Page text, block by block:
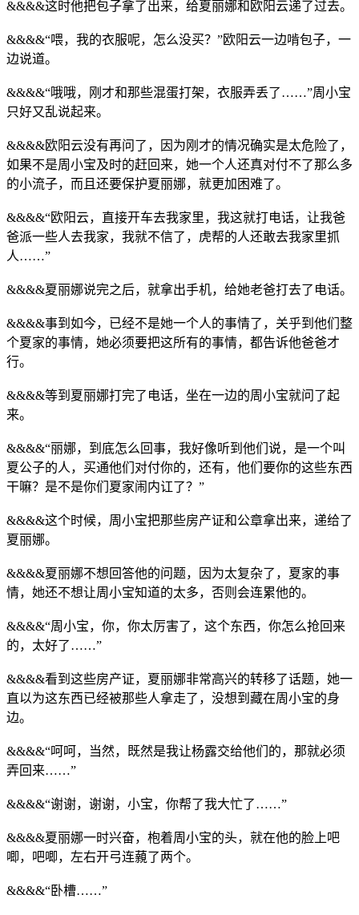
&&&&这时他把包子拿了出来，给夏丽娜和欧阳云递了过去。
&&&&“喂，我的衣服呢，怎么没买？”欧阳云一边啃包子，一
边说道。
&&&&“哦哦，刚才和那些混蛋打架，衣服弄丢了……”周小宝
只好又乱说起来。
&&&&欧阳云没有再问了，因为刚才的情况确实是太危险了，
如果不是周小宝及时的赶回来，她一个人还真对付不了那么多
的小流子，而且还要保护夏丽娜，就更加困难了。
&&&&“欧阳云，直接开车去我家里，我这就打电话，让我爸
爸派一些人去我家，我就不信了，虎帮的人还敢去我家里抓
人……”
&&&&夏丽娜说完之后，就拿出手机，给她老爸打去了电话。
&&&&事到如今，已经不是她一个人的事情了，关乎到他们整
个夏家的事情，她必须要把这所有的事情，都告诉他爸爸才
行。
&&&&等到夏丽娜打完了电话，坐在一边的周小宝就问了起
来。
&&&&“丽娜，到底怎么回事，我好像听到他们说，是一个叫
夏公子的人，买通他们对付你的，还有，他们要你的这些东西
干嘛？是不是你们夏家闹内讧了？”
&&&&这个时候，周小宝把那些房产证和公章拿出来，递给了
夏丽娜。
&&&&夏丽娜不想回答他的问题，因为太复杂了，夏家的事
情，她还不想让周小宝知道的太多，否则会连累他的。
&&&&“周小宝，你，你太厉害了，这个东西，你怎么抢回来
的，太好了……”
&&&&看到这些房产证，夏丽娜非常高兴的转移了话题，她一
直以为这东西已经被那些人拿走了，没想到藏在周小宝的身
边。
&&&&“呵呵，当然，既然是我让杨露交给他们的，那就必须
弄回来……”
&&&&“谢谢，谢谢，小宝，你帮了我大忙了……”
&&&&夏丽娜一时兴奋，枹着周小宝的头，就在他的脸上吧
唧，吧唧，左右开弓连藽了两个。
&&&&“卧槽……”